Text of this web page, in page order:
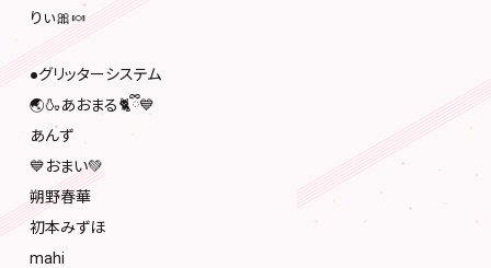
りぃ🎀🍬
●グリッターシステム
🌏🍶あおまる🐈ྀི💙
あんず
💙おまい💚
朔野春華
初本みずほ
mahi